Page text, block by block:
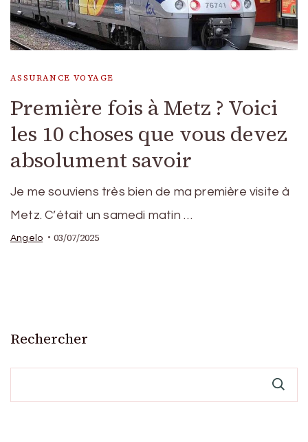
ASSURANCE VOYAGE
Première fois à Metz ? Voici
les 10 choses que vous devez
absolument savoir
Je me souviens très bien de ma première visite à
Metz. C’était un samedi matin …
Angelo 03/07/2025
Rechercher